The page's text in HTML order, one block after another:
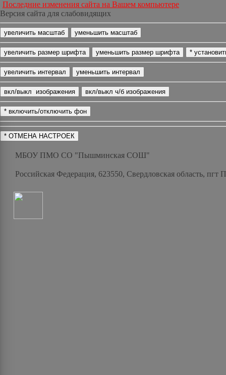
Последние изменения сайта на Вашем компьютере
Версия сайта для слабовидящих
МБОУ ПМО СО "Пышминская СОШ"
Российская Федерация, 623550, Свердловская область,